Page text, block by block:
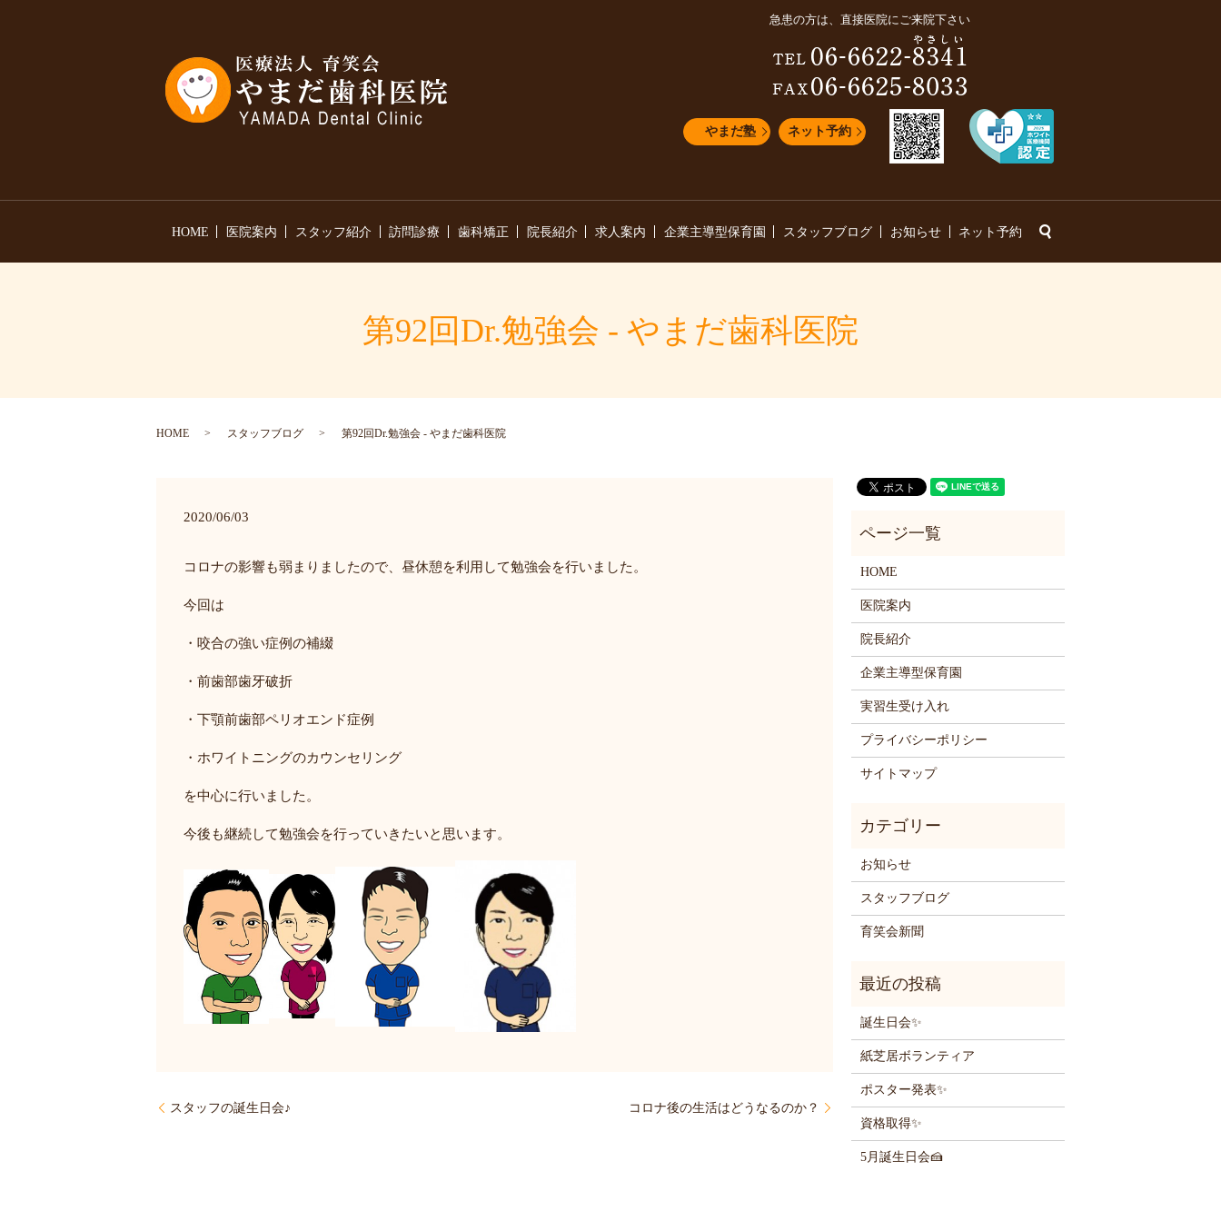
急患の方は、直接医院にご来院下さい
やまだ塾 ネット予約
HOME 医院案内 スタッフ紹介 訪問診療 歯科矯正 院長紹介 求人案内 企業主導型保育園 スタッフブログ お知らせ ネット予約
第92回Dr.勉強会 - やまだ歯科医院
HOME スタッフブログ 第92回Dr.勉強会 - やまだ歯科医院
2020/06/03
コロナの影響も弱まりましたので、昼休憩を利用して勉強会を行いました。
今回は
・咬合の強い症例の補綴
・前歯部歯牙破折
・下顎前歯部ペリオエンド症例
・ホワイトニングのカウンセリング
を中心に行いました。
今後も継続して勉強会を行っていきたいと思います。
スタッフの誕生日会♪ コロナ後の生活はどうなるのか？
HOME
医院案内
院長紹介
企業主導型保育園
実習生受け入れ
プライバシーポリシー
サイトマップ
お知らせ
スタッフブログ
育笑会新聞
誕生日会✨
紙芝居ボランティア
ポスター発表✨
資格取得✨
5月誕生日会🍰